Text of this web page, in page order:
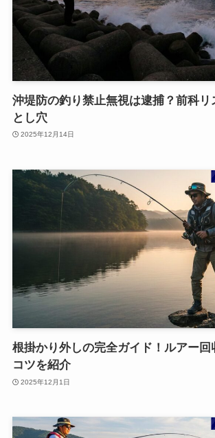
沖堤防の釣り禁止無視は逮捕？前科リ
とし穴
2025年12月14日
根掛かり外しの完全ガイド！ルアー回
コツを紹介
2025年12月1日